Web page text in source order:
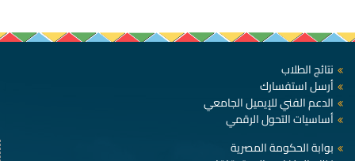
نتائج الطلاب
أرسل استفسارك
الدعم الفني للإيميل الجامعي
أساسيات التحول الرقمي
بوابة الحكومة المصرية